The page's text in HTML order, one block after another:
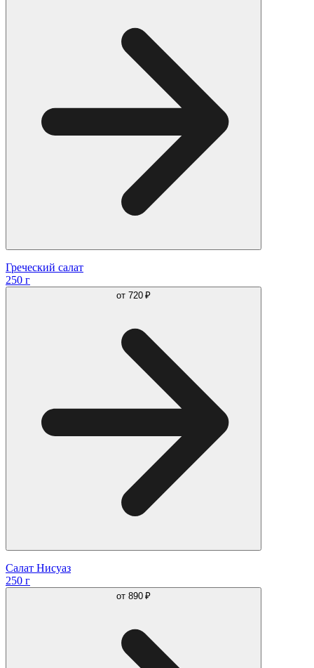
Греческий салат
250 г
от 720 ₽
Салат Нисуаз
250 г
от 890 ₽